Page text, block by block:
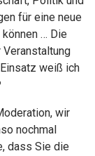
für eine neue
können … Die
weiß ich
wir
nochmal
dass Sie die